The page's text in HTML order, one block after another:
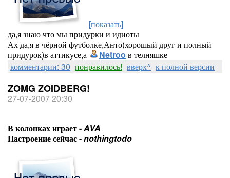
[показать]
да,я знаю что мы придурки и идиоты
Ах да,я в чёрной футболке,Анто(хорошый друг и полный
придурок)в аттикусе,а
Netroo в телняшке
комментарии: 30 понравилось! вверх^ к полной версии
ZOMG ZOIDBERG!
27-07-2007 20:30
В колонках играет -AVA
Настроение сейчас -nothingtodo